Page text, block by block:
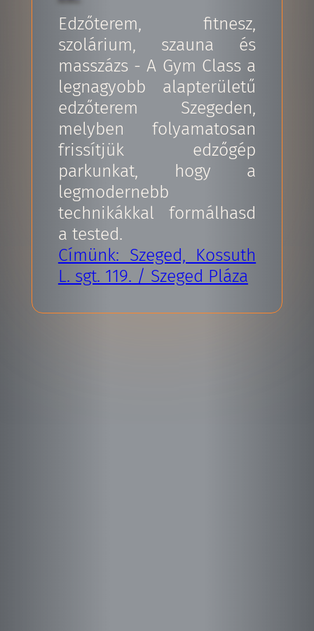
Edzőterem, fitnesz,
szolárium, szauna és
masszázs - A Gym Class a
legnagyobb alapterületű
edzőterem Szegeden,
melyben folyamatosan
frissítjük edzőgép
parkunkat, hogy a
legmodernebb
technikákkal formálhasd
a tested.
Címünk: Szeged, Kossuth
L. sgt. 119. / Szeged Pláza